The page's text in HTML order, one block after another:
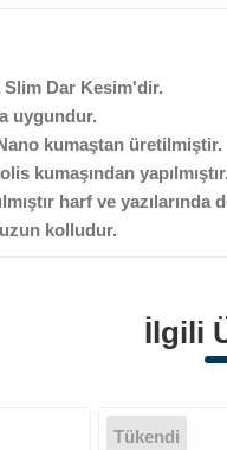
Dar Kesim'dir.
uygundur.
kumaştan üretilmiştir.
kumaşından yapılmıştır.
harf ve yazılarında
kolludur.
İlgili
Tükendi